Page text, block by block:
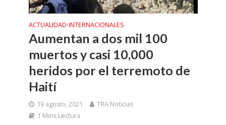
ACTUALIDAD•INTERNACIONALES
Aumentan a dos mil 100
muertos y casi 10,000
heridos por el terremoto de
Haití
19 agosto, 2021
TRA Noticias
1 Mins Lectura